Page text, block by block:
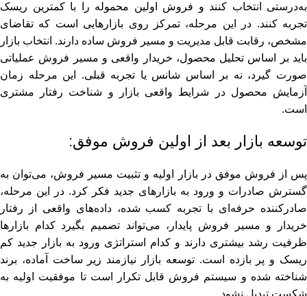
به‌درستی انتخاب کنند و فروش اولین محموله را با کمترین ریسک
تجربه کنند. در این مرحله، تمرکز روی بازارهایی است که تقاضای
مشخص، رقابت قابل مدیریت و مسیر فروش ساده دارند. انتخاب بازار
باید بر اساس تحلیل محصول، خریدار واقعی و مسیر فروش عملیاتی
صورت گیرد، نه بر اساس شانس یا تجربه قبلی. این مرحله زمان
آزمایش محصول در شرایط واقعی بازار و شناخت رفتار مشتری
است.
توسعه بازار بعد از اولین فروش موفق:
پس از فروش موفق در بازار اولیه و تثبیت مسیر فروش، می‌توان به
گسترش صادرات و ورود به بازارهای جدید فکر کرد. در این مرحله،
صادرکننده حرفه‌ای با تجربه کسب‌ شده، داده‌های واقعی از رفتار
خریدار و مسیر فروش پایدار، می‌تواند تصمیم بگیرد کدام بازارها
ظرفیت رشد بیشتری دارند و کدام استراتژی ورود به بازار جدید کم‌
ریسک و پر بازده است. توسعه بازار نیازمند زیر ساخت آماده، برند
شناخته‌ شده و سیستم فروش قابل تکرار است تا موفقیت اولیه به